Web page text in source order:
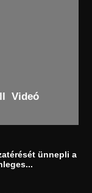
Videó
ünnepli a